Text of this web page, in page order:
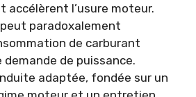
accélèrent l’usure moteur.
paradoxalement
de carburant
de puissance.
adaptée, fondée sur un